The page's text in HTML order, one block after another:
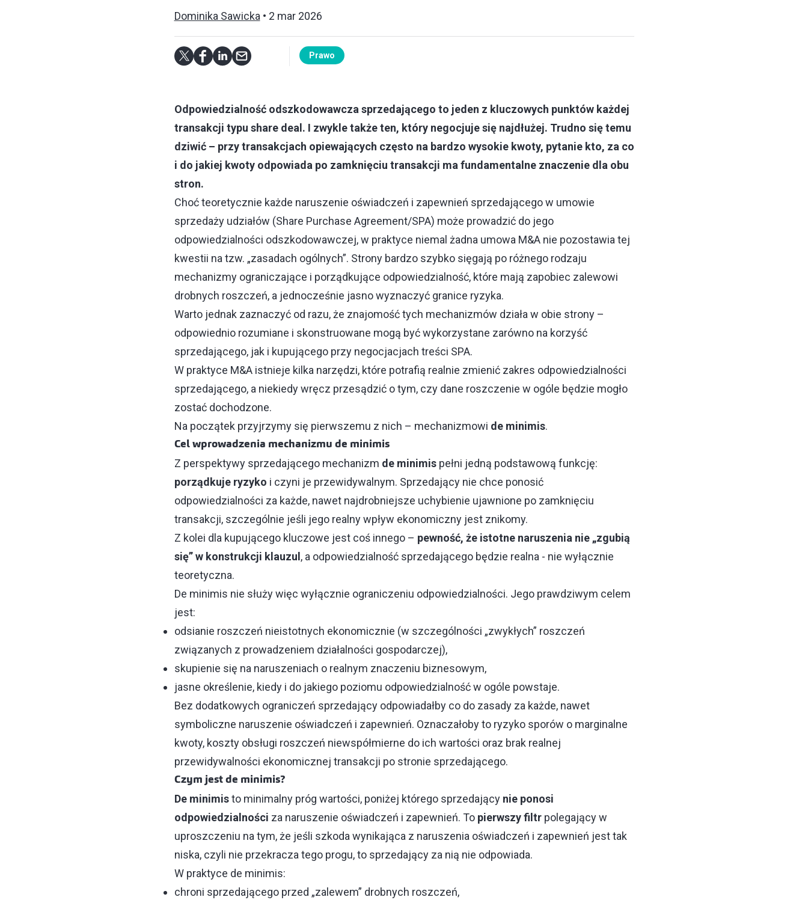
Dominika Sawicka 2 mar 2026
Prawo
Odpowiedzialność odszkodowawcza sprzedającego to jeden z kluczowych punktów każdej
transakcji typu share deal. I zwykle także ten, który negocjuje się najdłużej. Trudno się temu
dziwić – przy transakcjach opiewających często na bardzo wysokie kwoty, pytanie kto, za co
i do jakiej kwoty odpowiada po zamknięciu transakcji ma fundamentalne znaczenie dla obu
stron.
Choć teoretycznie każde naruszenie oświadczeń i zapewnień sprzedającego w umowie
sprzedaży udziałów (Share Purchase Agreement/SPA) może prowadzić do jego
odpowiedzialności odszkodowawczej, w praktyce niemal żadna umowa M&A nie pozostawia tej
kwestii na tzw. „zasadach ogólnych”. Strony bardzo szybko sięgają po różnego rodzaju
mechanizmy ograniczające i porządkujące odpowiedzialność, które mają zapobiec zalewowi
drobnych roszczeń, a jednocześnie jasno wyznaczyć granice ryzyka.
Warto jednak zaznaczyć od razu, że znajomość tych mechanizmów działa w obie strony –
odpowiednio rozumiane i skonstruowane mogą być wykorzystane zarówno na korzyść
sprzedającego, jak i kupującego przy negocjacjach treści SPA.
W praktyce M&A istnieje kilka narzędzi, które potrafią realnie zmienić zakres odpowiedzialności
sprzedającego, a niekiedy wręcz przesądzić o tym, czy dane roszczenie w ogóle będzie mogło
zostać dochodzone.
Na początek przyjrzymy się pierwszemu z nich – mechanizmowi de minimis.
Cel wprowadzenia mechanizmu de minimis
Z perspektywy sprzedającego mechanizm de minimis pełni jedną podstawową funkcję:
porządkuje ryzyko i czyni je przewidywalnym. Sprzedający nie chce ponosić
odpowiedzialności za każde, nawet najdrobniejsze uchybienie ujawnione po zamknięciu
transakcji, szczególnie jeśli jego realny wpływ ekonomiczny jest znikomy.
Z kolei dla kupującego kluczowe jest coś innego – pewność, że istotne naruszenia nie „zgubią
się” w konstrukcji klauzul , a odpowiedzialność sprzedającego będzie realna - nie wyłącznie
teoretyczna.
De minimis nie służy więc wyłącznie ograniczeniu odpowiedzialności. Jego prawdziwym celem
jest:
odsianie roszczeń nieistotnych ekonomicznie (w szczególności „zwykłych” roszczeń
związanych z prowadzeniem działalności gospodarczej),
skupienie się na naruszeniach o realnym znaczeniu biznesowym,
jasne określenie, kiedy i do jakiego poziomu odpowiedzialność w ogóle powstaje.
Bez dodatkowych ograniczeń sprzedający odpowiadałby co do zasady za każde, nawet
symboliczne naruszenie oświadczeń i zapewnień. Oznaczałoby to ryzyko sporów o marginalne
kwoty, koszty obsługi roszczeń niewspółmierne do ich wartości oraz brak realnej
przewidywalności ekonomicznej transakcji po stronie sprzedającego.
Czym jest de minimis?
De minimisto minimalny próg wartości, poniżej którego sprzedający nie ponosi
odpowiedzialności za naruszenie oświadczeń i zapewnień. To pierwszy filtrpolegający w
uproszczeniu na tym, że jeśli szkoda wynikająca z naruszenia oświadczeń i zapewnień jest tak
niska, czyli nie przekracza tego progu, to sprzedający za nią nie odpowiada.
W praktyce de minimis:
chroni sprzedającego przed „zalewem” drobnych roszczeń,